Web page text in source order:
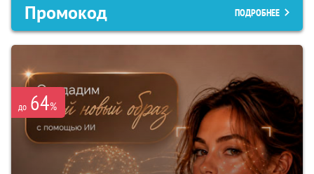
Промокод ПОДРОБНЕЕ
до 64%